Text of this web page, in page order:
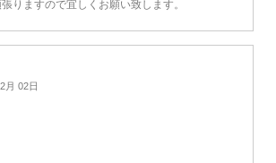
りますので宜しくお願い致します。
月 02日